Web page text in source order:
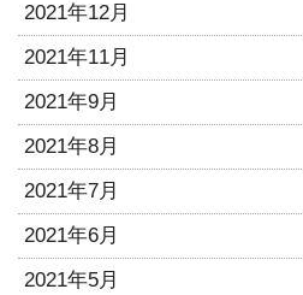
2021年12月
2021年11月
2021年9月
2021年8月
2021年7月
2021年6月
2021年5月